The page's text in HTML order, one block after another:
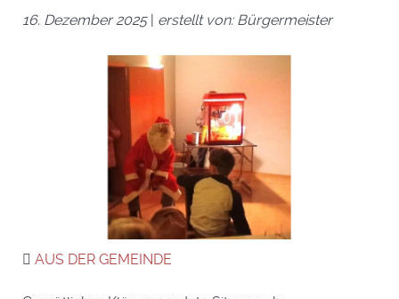
16. Dezember 2025 | erstellt von: Bürgermeister
AUS DER GEMEINDE